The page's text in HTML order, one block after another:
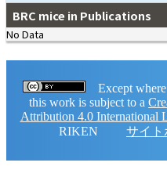
BRC mice in Publications
No Data
Except where
this work is subject to a
Attribution 4.0 International
RIKEN サイト